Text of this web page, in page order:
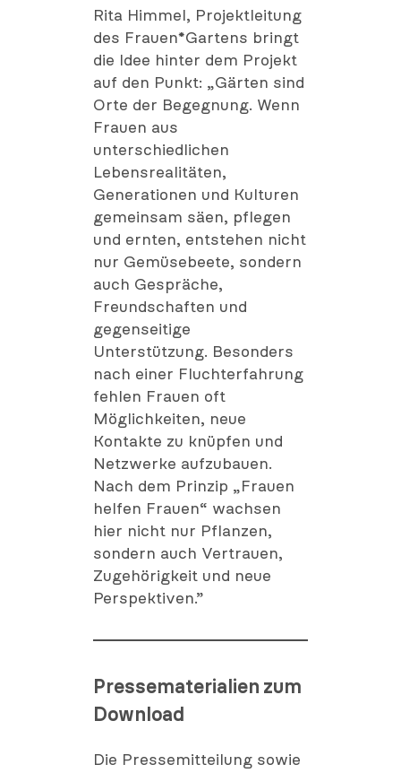
Rita Himmel, Projektleitung
des Frauen*Gartens bringt
die Idee hinter dem Projekt
auf den Punkt: „Gärten sind
Orte der Begegnung. Wenn
Frauen aus
unterschiedlichen
Lebensrealitäten,
Generationen und Kulturen
gemeinsam säen, pflegen
und ernten, entstehen nicht
nur Gemüsebeete, sondern
auch Gespräche,
Freundschaften und
gegenseitige
Unterstützung. Besonders
nach einer Fluchterfahrung
fehlen Frauen oft
Möglichkeiten, neue
Kontakte zu knüpfen und
Netzwerke aufzubauen.
Nach dem Prinzip „Frauen
helfen Frauen“ wachsen
hier nicht nur Pflanzen,
sondern auch Vertrauen,
Zugehörigkeit und neue
Perspektiven.”
Pressematerialien zum
Download
Die Pressemitteilung sowie